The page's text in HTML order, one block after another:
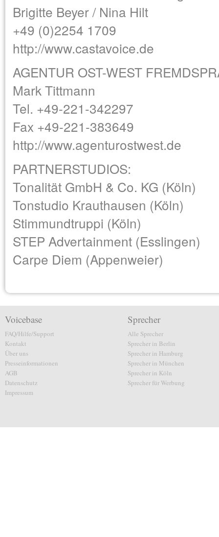
Brigitte Beyer / Nina Hilt
+49 (0)2254 1709
http://www.castavoice.de
AGENTUR OST-WEST
Mark Tittmann
Tel. +49-221-342297
Fax +49-221-383649
http://www.agenturostwest.de
PARTNERSTUDIOS:
Tonalität GmbH & Co. KG (Köln)
Tonstudio Krauthausen (Köln)
Stimmundtruppi (Köln)
STEP Advertainment (Esslingen)
Carpe Diem (Appenweier)
Voicebase
FAQ/Hilfe/Support
Kontakt
Über uns
Presseinformationen
AGB
Datenschutz
Impressum
Sprecher
Alle Sprecher
Sprecher in Berlin
Sprecher in Hamburg
Sprecher in München
Sprecher in Köln
Sprecher für Werbung